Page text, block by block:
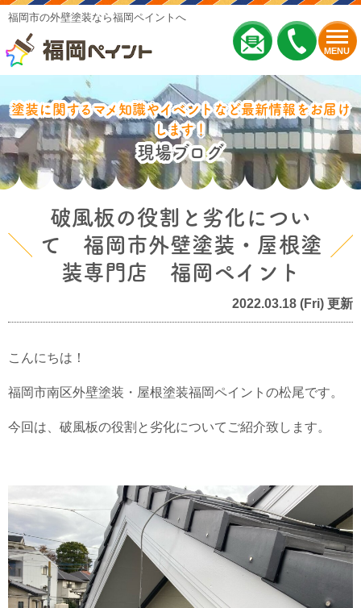
MENU
福岡市の外壁塗装なら福岡ペイントへ
塗装に関するマメ知識やイベントなど最新情報をお届け
します！
現場ブログ
破風板の役割と劣化につい
て 福岡市外壁塗装・屋根塗
装専門店 福岡ペイント
2022.03.18 (Fri) 更新
こんにちは！
福岡市南区外壁塗装・屋根塗装福岡ペイントの松尾です。
今回は、破風板の役割と劣化についてご紹介致します。